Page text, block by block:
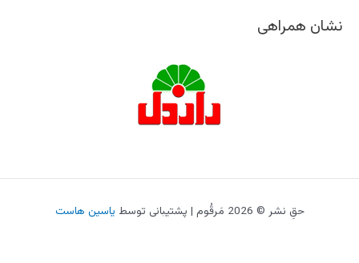
نشان همراهی
حقِ نشر © 2026 مَرقُوم | پشتیبانی توسط یاسین هاست